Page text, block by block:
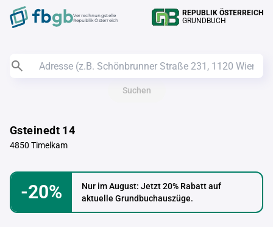
Verrechnungstelle
Republik Österreich
REPUBLIK ÖSTERREICH
GRUNDBUCH
Suchen
Gsteinedt 14
4850 Timelkam
-20%
Nur im August: Jetzt 20% Rabatt auf
aktuelle Grundbuchauszüge.